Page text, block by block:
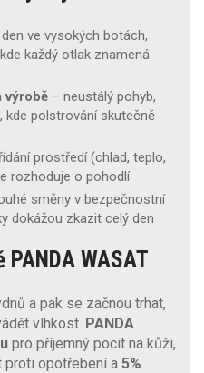
ve vysokých botách,
každý otlak znamená
výrobě – neustálý pohyb,
kde polstrování skutečně
prostředí (chlad, teplo,
rozhoduje o pohodlí
směny v bezpečnostní
dokážou zkazit celý den
WASAT
a pak se začnou trhat,
vlhkost. PANDA
pro příjemný pocit na kůži,
opotřebení a 5%